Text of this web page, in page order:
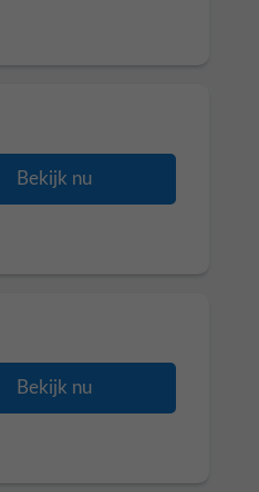
Bekijk nu
Bekijk nu